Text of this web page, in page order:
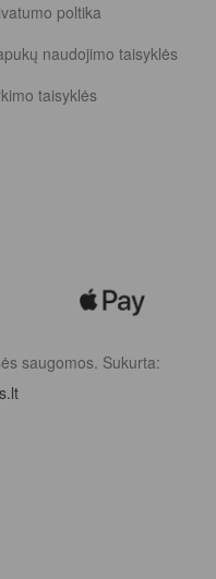
poltika
naudojimo taisyklės
taisyklės
saugomos. Sukurta: